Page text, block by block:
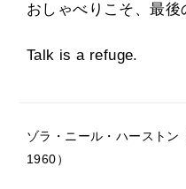
おしゃべりこそ、最後
Talk is a refuge.
ゾラ・ニール・ハーストン
1960）